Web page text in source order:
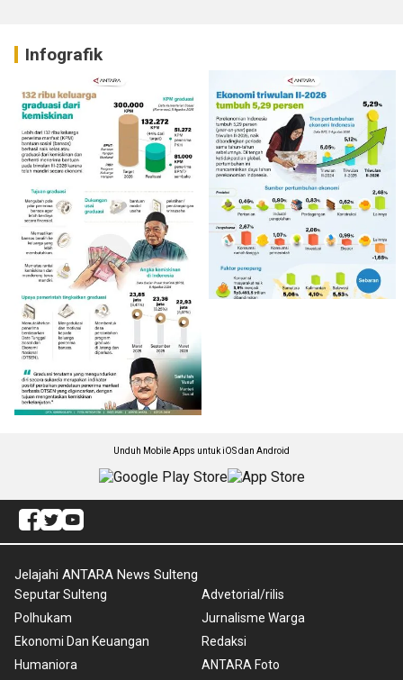
Infografik
Unduh Mobile Apps untuk iOS dan Android
Jelajahi ANTARA News Sulteng
Seputar Sulteng
Polhukam
Ekonomi Dan Keuangan
Humaniora
Advetorial/rilis
Jurnalisme Warga
Redaksi
ANTARA Foto